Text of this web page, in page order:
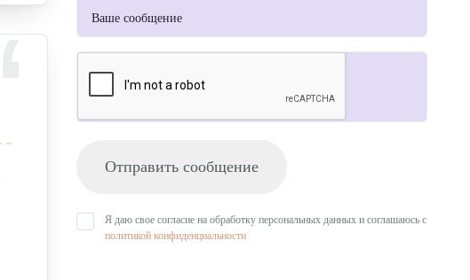
Отправить сообщение
Я даю свое согласие на обработку персональных данных и соглашаюсь с
политикой конфиденциальности